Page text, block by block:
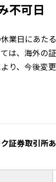
不可日
業日にあた
は、海外の
り、今後変
証券取引所